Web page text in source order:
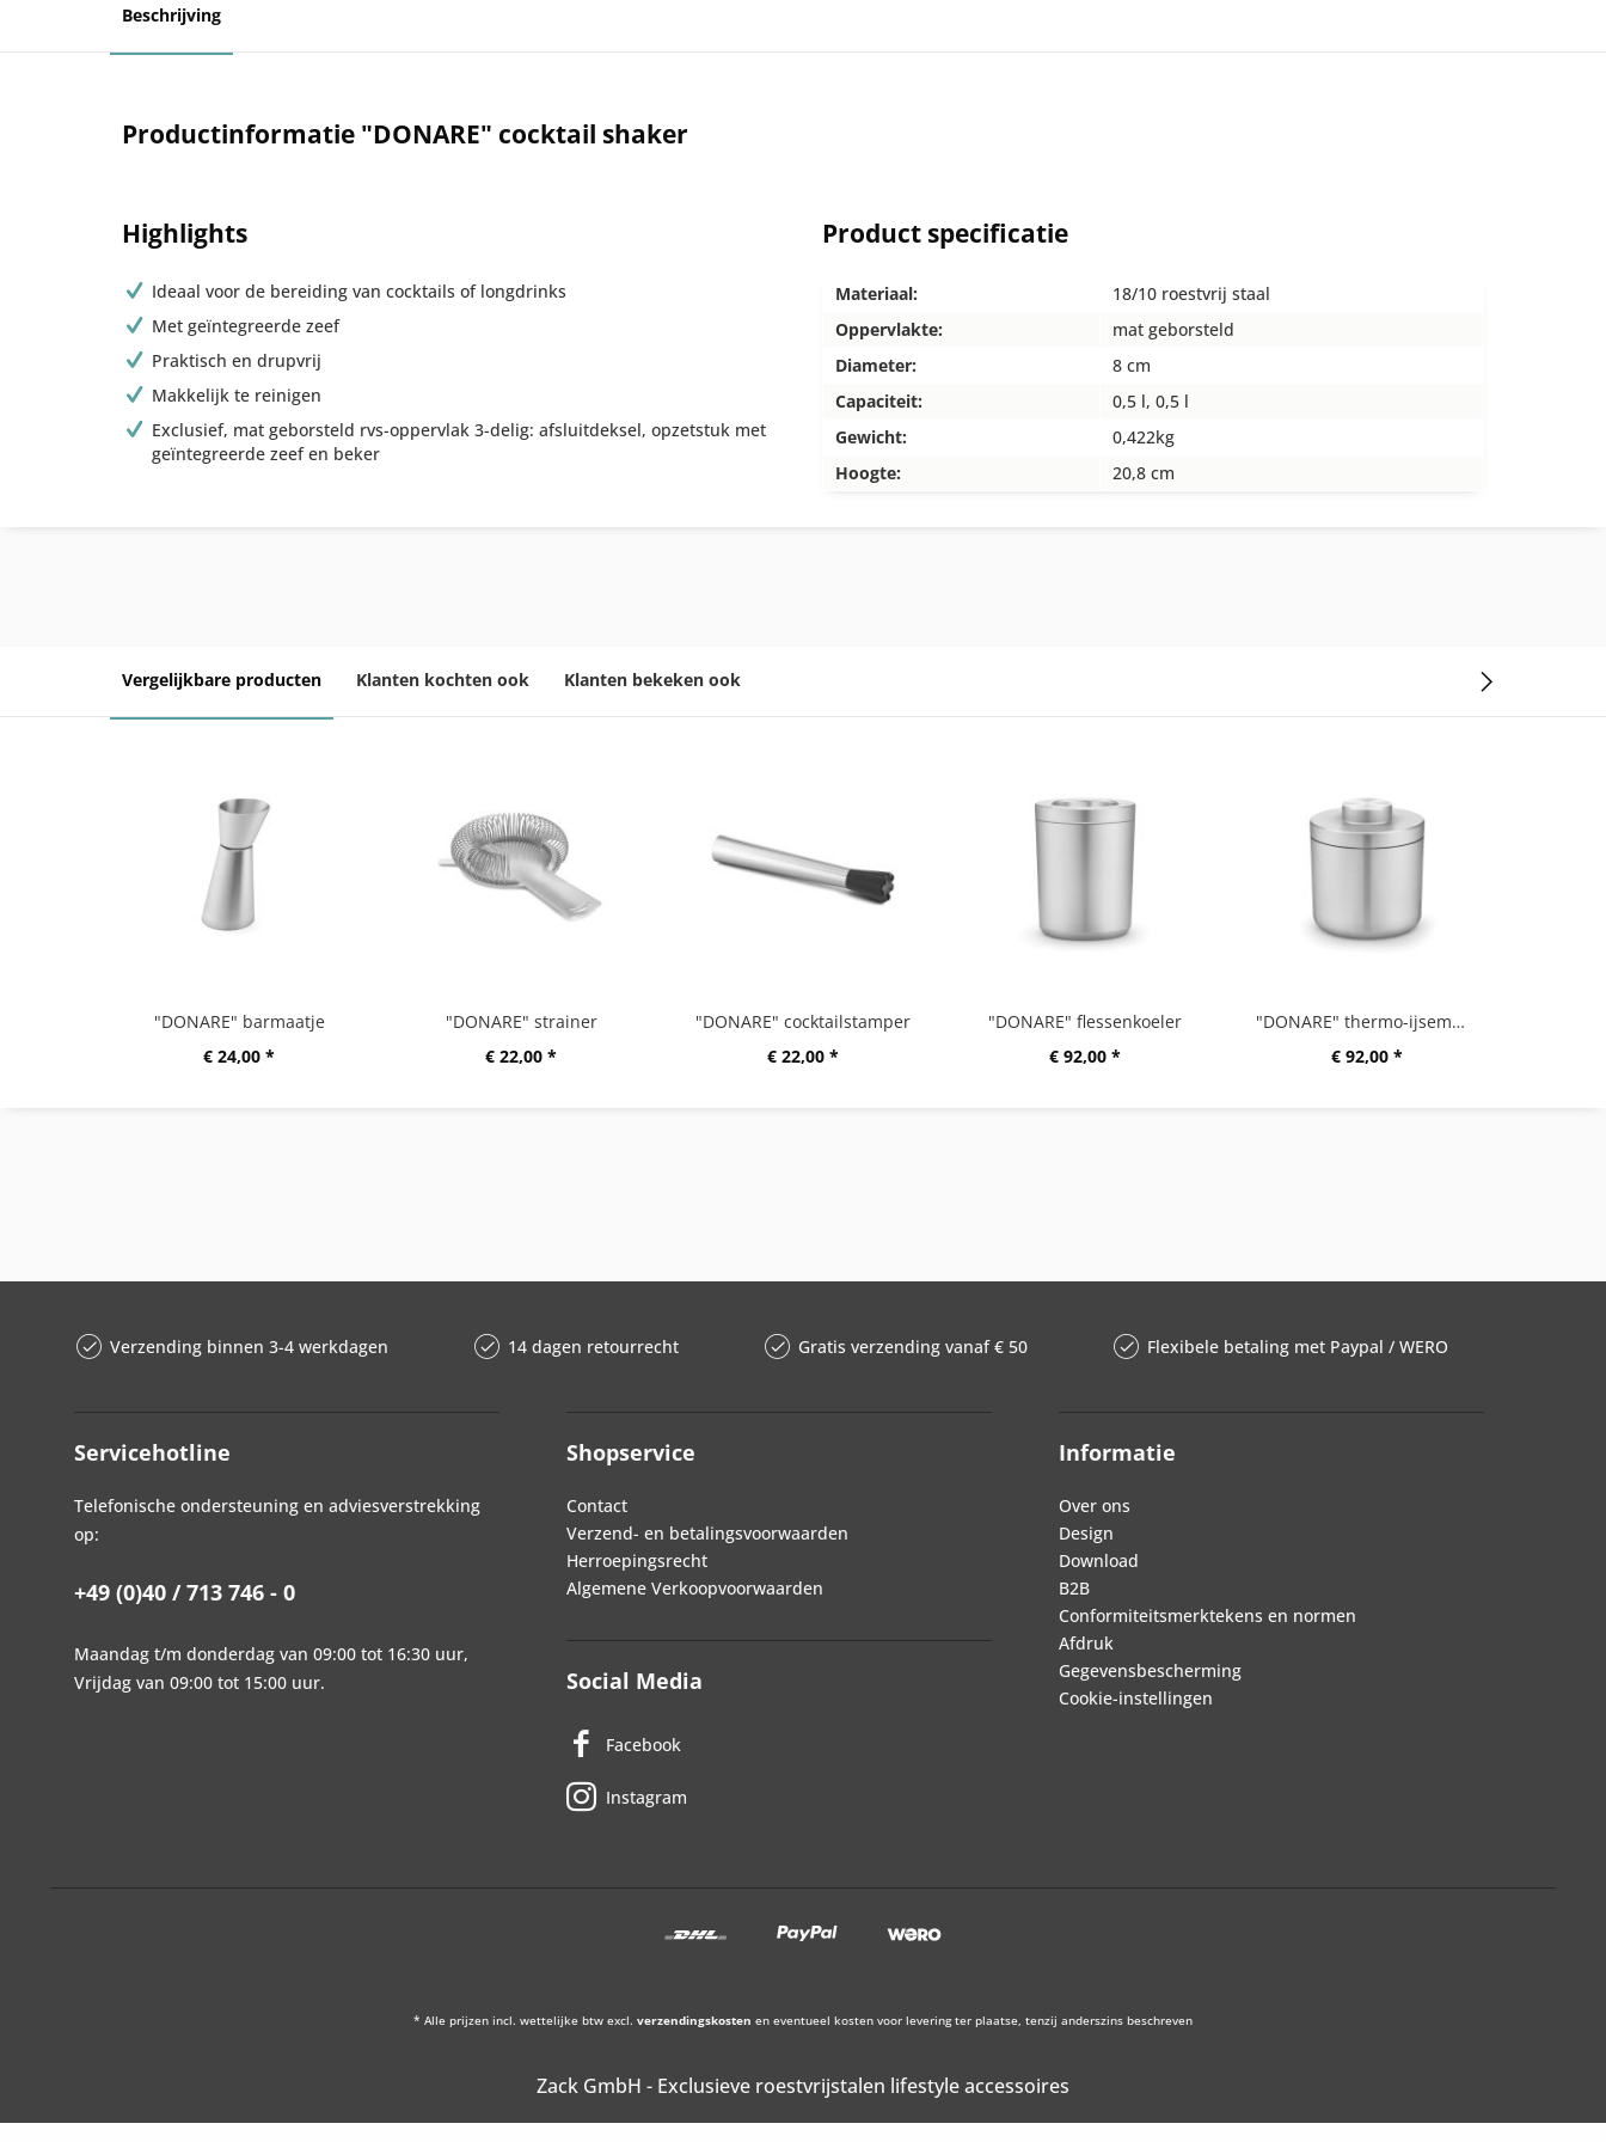
Beschrijving
Productinformatie "DONARE" cocktail shaker
Highlights
Ideaal voor de bereiding van cocktails of longdrinks
Met geïntegreerde zeef
Praktisch en drupvrij
Makkelijk te reinigen
Exclusief, mat geborsteld rvs-oppervlak 3-delig: afsluitdeksel, opzetstuk met
geïntegreerde zeef en beker
Product specificatie
Materiaal:
18/10 roestvrij staal
Oppervlakte:
mat geborsteld
Diameter:
8 cm
Capaciteit:
0,5 l, 0,5 l
Gewicht:
0,422kg
Hoogte:
20,8 cm
Vergelijkbare producten Klanten kochten ook Klanten bekeken ook
"DONARE" barmaatje
€ 24,00 *
"DONARE" strainer
€ 22,00 *
"DONARE" cocktailstamper
€ 22,00 *
"DONARE" flessenkoeler
€ 92,00 *
"DONARE" thermo-ijsemmer
€ 92,00 *
Verzending binnen 3-4 werkdagen 14 dagen retourrecht Gratis verzending vanaf € 50 Flexibele betaling met Paypal / WERO
Servicehotline
Telefonische ondersteuning en adviesverstrekking
op:
+49 (0)40 / 713 746 - 0
Maandag t/m donderdag van 09:00 tot 16:30 uur,
Vrijdag van 09:00 tot 15:00 uur.
Shopservice
Contact
Verzend- en betalingsvoorwaarden
Herroepingsrecht
Algemene Verkoopvoorwaarden
Social Media
Facebook
Instagram
Informatie
Over ons
Design
Download
B2B
Conformiteitsmerktekens en normen
Afdruk
Gegevensbescherming
Cookie-instellingen
* Alle prijzen incl. wettelijke btw excl. verzendingskosten en eventueel kosten voor levering ter plaatse, tenzij anderszins beschreven
Zack GmbH - Exclusieve roestvrijstalen lifestyle accessoires